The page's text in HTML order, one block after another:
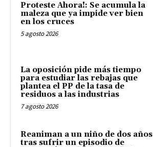
Proteste Ahora!: Se acumula la
maleza que ya impide ver bien
en los cruces
5 agosto 2026
La oposición pide más tiempo
para estudiar las rebajas que
plantea el PP de la tasa de
residuos a las industrias
7 agosto 2026
Reaniman a un niño de dos años
tras sufrir un episodio de